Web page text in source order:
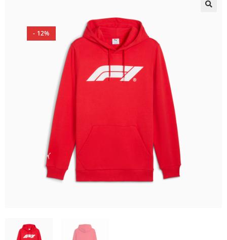
- 12%